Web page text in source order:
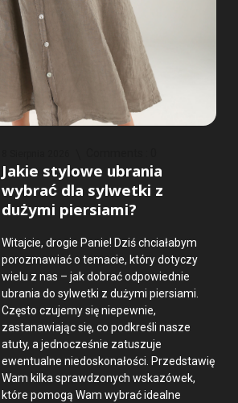
Jakie stylowe ubrania
wybrać dla sylwetki z
dużymi piersiami?
Witajcie, drogie Panie! Dziś chciałabym
porozmawiać o temacie, który dotyczy
wielu z nas – jak dobrać odpowiednie
ubrania do sylwetki z dużymi piersiami.
Często czujemy się niepewnie,
zastanawiając się, co podkreśli nasze
atuty, a jednocześnie zatuszuje
ewentualne niedoskonałości. Przedstawię
Wam kilka sprawdzonych wskazówek,
które pomogą Wam wybrać idealne